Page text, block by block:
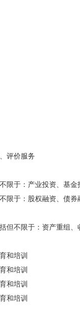
评价服务
于：产业投资、基
于：股权融资、债券
不限于：资产重组、
和培训
和培训
和培训
和培训